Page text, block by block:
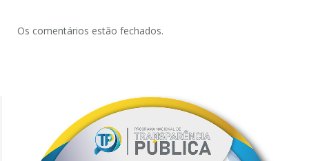
Os comentários estão fechados.